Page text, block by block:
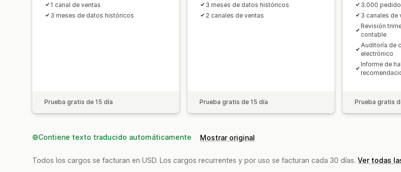
Mapeo del impuesto
Importación de datos
1 canal de ventas
3 meses de datos históricos
Prueba gratis de 15 día
3 meses de datos históricos
2 canales de ventas
Prueba gratis de 15 día
3.000
3 canales de
Revisión
contable
Auditoría de
electrónico
Informe de
Prueba gratis
Contiene texto traducido automáticamente Mostrar original
Todos los cargos se facturan en USD. Los cargos recurrentes y por uso se facturan cada 30 días. Ver todas